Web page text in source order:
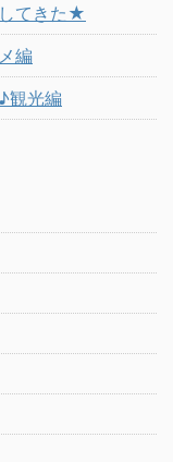
てきた★
編
観光編